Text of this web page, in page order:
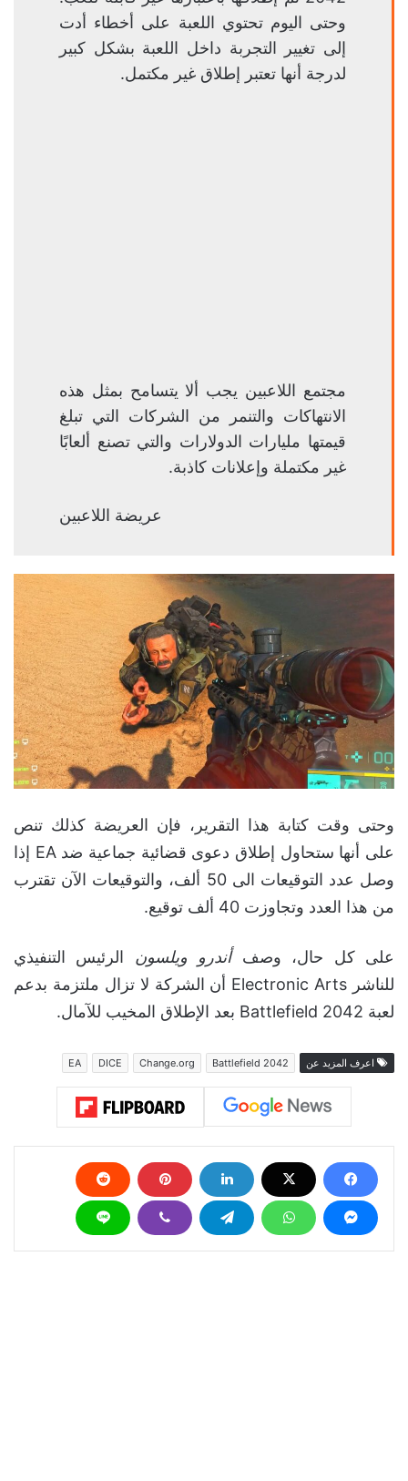
وحتى اليوم تحتوي اللعبة على أخطاء أدت
إلى تغيير التجربة داخل اللعبة بشكل كبير
لدرجة أنها تعتبر إطلاق غير مكتمل.
مجتمع اللاعبين يجب ألا يتسامح بمثل هذه
الانتهاكات والتنمر من الشركات التي تبلغ
قيمتها مليارات الدولارات والتي تصنع ألعابًا
غير مكتملة وإعلانات كاذبة.
عريضة اللاعبين
وحتى وقت كتابة هذا التقرير، فإن العريضة كذلك تنص
على أنها ستحاول إطلاق دعوى قضائية جماعية ضد EA إذا
وصل عدد التوقيعات الى 50 ألف، والتوقيعات الآن تقترب
من هذا العدد وتجاوزت 40 ألف توقيع.
على كل حال، وصفأندرو ويلسون الرئيس التنفيذي
للناشر Electronic Arts أن الشركة لا تزال ملتزمة بدعم
لعبة Battlefield 2042 بعد الإطلاق المخيب للآمال.
اعرف المزيد عن Battlefield 2042
Change.org
DICE
EA